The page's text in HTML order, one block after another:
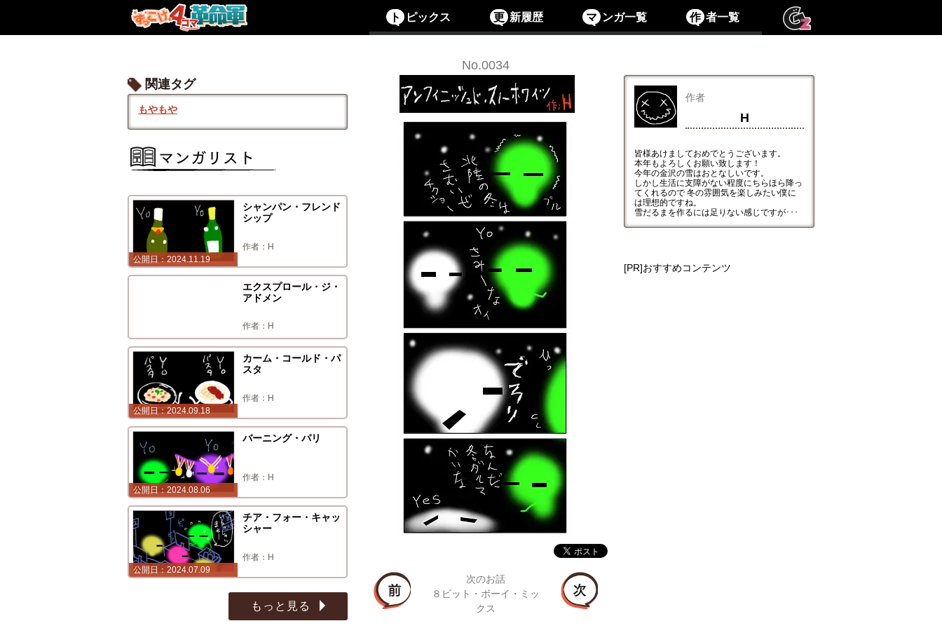
ト ピックス 更 新履歴 マ ンガ一覧 作 者一覧
No.0034
次のお話
８ビット・ボーイ・ミッ
クス
作者
H
皆様あけましておめでとうございます。
本年もよろしくお願い致します！
今年の金沢の雪はおとなしいです。
しかし生活に支障がない程度にちらほら降っ
てくれるので 冬の雰囲気を楽しみたい僕に
は理想的ですね。
雪だるまを作るには足りない感じですが･･･
[PR]おすすめコンテンツ
関連タグ
もやもや
2024.11.19
シャンパン・フレンド
シップ
H
2024.10.16
エクスプロール・ジ・
アドメン
H
2024.09.18
カーム・コールド・パ
スタ
H
2024.08.06
バーニング・パリ
H
2024.07.09
チア・フォー・キャッ
シャー
H
もっと見る